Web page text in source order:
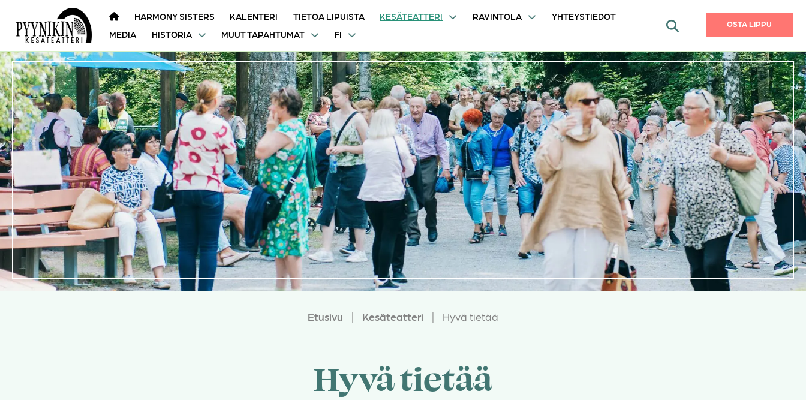
HARMONY SISTERS KALENTERI TIETOA LIPUISTA KESÄTEATTERI RAVINTOLA
YHTEYSTIEDOT
MEDIA
HISTORIA MUUT TAPAHTUMAT FI
OSTA LIPPU
Etusivu | Kesäteatteri | Hyvä tietää
Hyvä tietää